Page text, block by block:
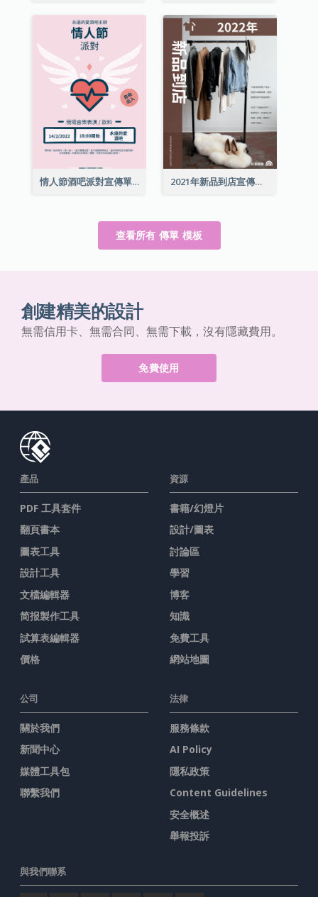
情人節酒吧派對宣傳單張 2021年新品到店宣傳單張
查看所有 傳單 模板
創建精美的設計
無需信用卡、無需合同、無需下載，沒有隱藏費用。
免費使用
產品
PDF 工具套件
翻頁書本
圖表工具
設計工具
文檔編輯器
简报製作工具
試算表編輯器
價格
資源
書籍/幻燈片
設計/圖表
討論區
學習
博客
知識
免費工具
網站地圖
公司
關於我們
新聞中心
媒體工具包
聯繫我們
法律
服務條款
AI Policy
隱私政策
Content Guidelines
安全概述
舉報投訴
與我們聯系